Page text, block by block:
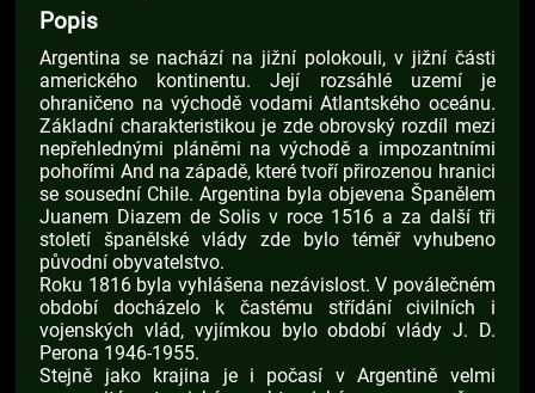
Popis
Argentina se nachází na jižní polokouli, v jižní části
amerického kontinentu. Její rozsáhlé uzemí je
ohraničeno na východě vodami Atlantského oceánu.
Základní charakteristikou je zde obrovský rozdíl mezi
nepřehlednými pláněmi na východě a impozantními
pohořími And na západě, které tvoří přirozenou hranici
se sousední Chile. Argentina byla objevena Španělem
Juanem Diazem de Solis v roce 1516 a za další tři
století španělské vlády zde bylo téměř vyhubeno
původní obyvatelstvo.
Roku 1816 byla vyhlášena nezávislost. V poválečném
období docházelo k častému střídání civilních i
vojenských vlád, vyjímkou bylo období vlády J. D.
Perona 1946-1955.
Stejně jako krajina je i počasí v Argentině velmi